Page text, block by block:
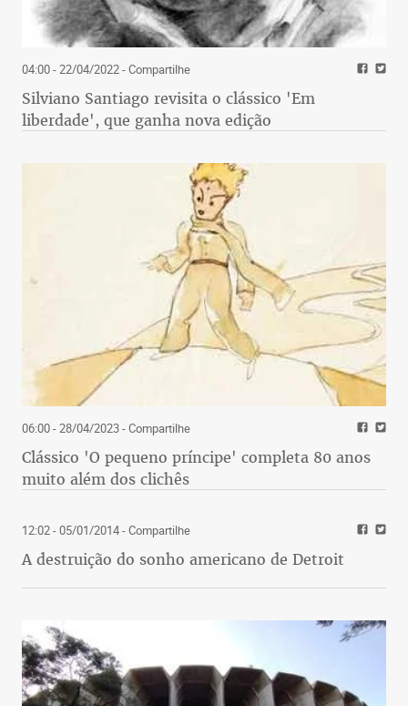
04:00 - 22/04/2022- Compartilhe
Silviano Santiago revisita o clássico 'Em
liberdade', que ganha nova edição
06:00 - 28/04/2023- Compartilhe
Clássico 'O pequeno príncipe' completa 80 anos
muito além dos clichês
12:02 - 05/01/2014- Compartilhe
A destruição do sonho americano de Detroit